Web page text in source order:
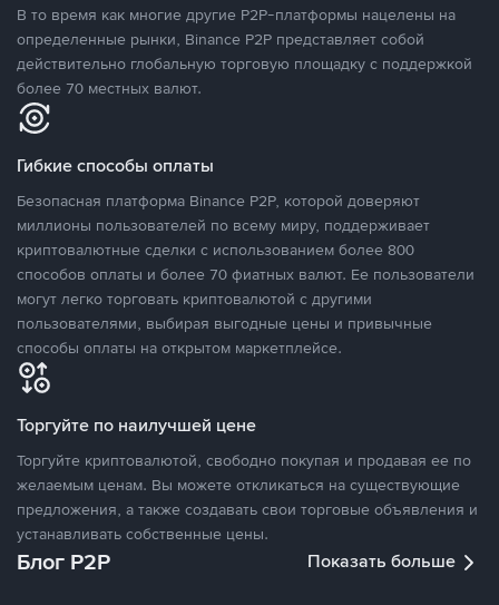
В то время как многие другие P2P-платформы нацелены на
определенные рынки, Binance P2P представляет собой
действительно глобальную торговую площадку с поддержкой
более 70 местных валют.
Гибкие способы оплаты
Безопасная платформа Binance P2P, которой доверяют
миллионы пользователей по всему миру, поддерживает
криптовалютные сделки с использованием более 800
способов оплаты и более 70 фиатных валют. Ее пользователи
могут легко торговать криптовалютой с другими
пользователями, выбирая выгодные цены и привычные
способы оплаты на открытом маркетплейсе.
Торгуйте по наилучшей цене
Торгуйте криптовалютой, свободно покупая и продавая ее по
желаемым ценам. Вы можете откликаться на существующие
предложения, а также создавать свои торговые объявления и
устанавливать собственные цены.
Блог P2P Показать больше